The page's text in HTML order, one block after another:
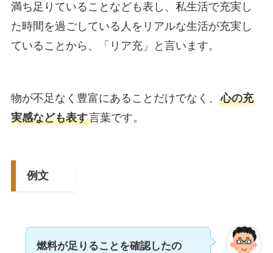
満ち足りていることなども表し、私生活で充実し
た時間を過ごしている人をリアルな生活が充実し
ていることから、「リア充」と言います。
物が不足なく豊富にあることだけでなく、 心の充
実感なども表す言葉です。
例文
燃料が足りることを確認したの